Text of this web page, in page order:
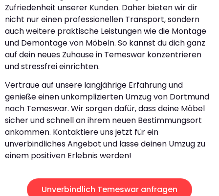
Zufriedenheit unserer Kunden. Daher bieten wir dir
nicht nur einen professionellen Transport, sondern
auch weitere praktische Leistungen wie die Montage
und Demontage von Möbeln. So kannst du dich ganz
auf dein neues Zuhause in Temeswar konzentrieren
und stressfrei einrichten.
Vertraue auf unsere langjährige Erfahrung und
genieße einen unkomplizierten Umzug von Dortmund
nach Temeswar. Wir sorgen dafür, dass deine Möbel
sicher und schnell an ihrem neuen Bestimmungsort
ankommen. Kontaktiere uns jetzt für ein
unverbindliches Angebot und lasse deinen Umzug zu
einem positiven Erlebnis werden!
Unverbindlich Temeswar anfragen